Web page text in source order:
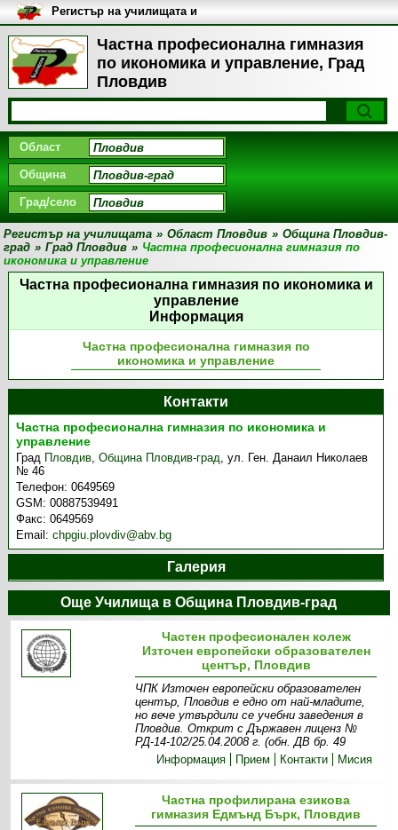
Частна професионална гимназия
по икономика и управление, Град
Пловдив
Регистър на училищата и
университетите в България
Област
Община
Град/село
Регистър на училищата » Област Пловдив » Община Пловдив-
град » Град Пловдив » Частна професионална гимназия по
икономика и управление
Частна професионална гимназия по икономика и
управление
Информация
Частна професионална гимназия по
икономика и управление
Контакти
Частна професионална гимназия по икономика и
управление
Град Пловдив,Община Пловдив-град,ул. Ген. Данаил Николаев
№ 46
Телефон:0649569
GSM:00887539491
Факс:0649569
Email:chpgiu.plovdiv@abv.bg
Галерия
Още Училища в Община Пловдив-град
Частен професионален колеж
Източен европейски образователен
център, Пловдив
ЧПК Източен европейски образователен
център, Пловдив е едно от най-младите,
но вече утвърдили се учебни заведения в
Пловдив. Открит с Държавен лиценз №
РД-14-102/25.04.2008 г. (обн. ДВ бр. 49
Информация
Прием Контакти Мисия
Частна профилирана езикова
гимназия Едмънд Бърк, Пловдив